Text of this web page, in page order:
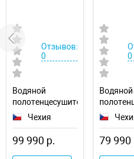
Отзывов:
0
Водяной
полотенцесушитель
Ravak Elegance
X04000083677
Чехия
99 990 р.
0
Водяной
Ravak
79 990